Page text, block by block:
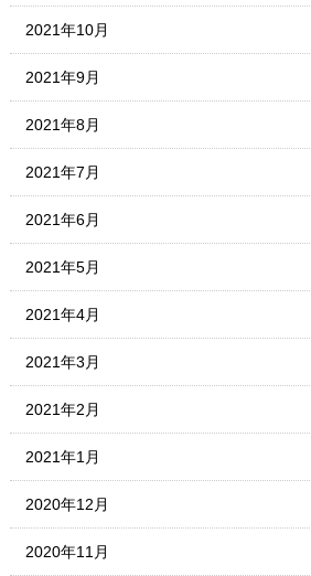
2021年10月
2021年9月
2021年8月
2021年7月
2021年6月
2021年5月
2021年4月
2021年3月
2021年2月
2021年1月
2020年12月
2020年11月